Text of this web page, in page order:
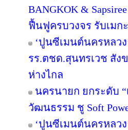
BANGKOK &
ฟื้นฟูครบวงจร รับเมกะ
‘ปูนซีเมนต์นครหลวง
รร.ตชด.สุนทรเวช สัง
ห่างไกล
นครนายก ยกระดับ
วัฒนธรรม ชู Soft
‘ปูนซีเมนต์นครหลวง